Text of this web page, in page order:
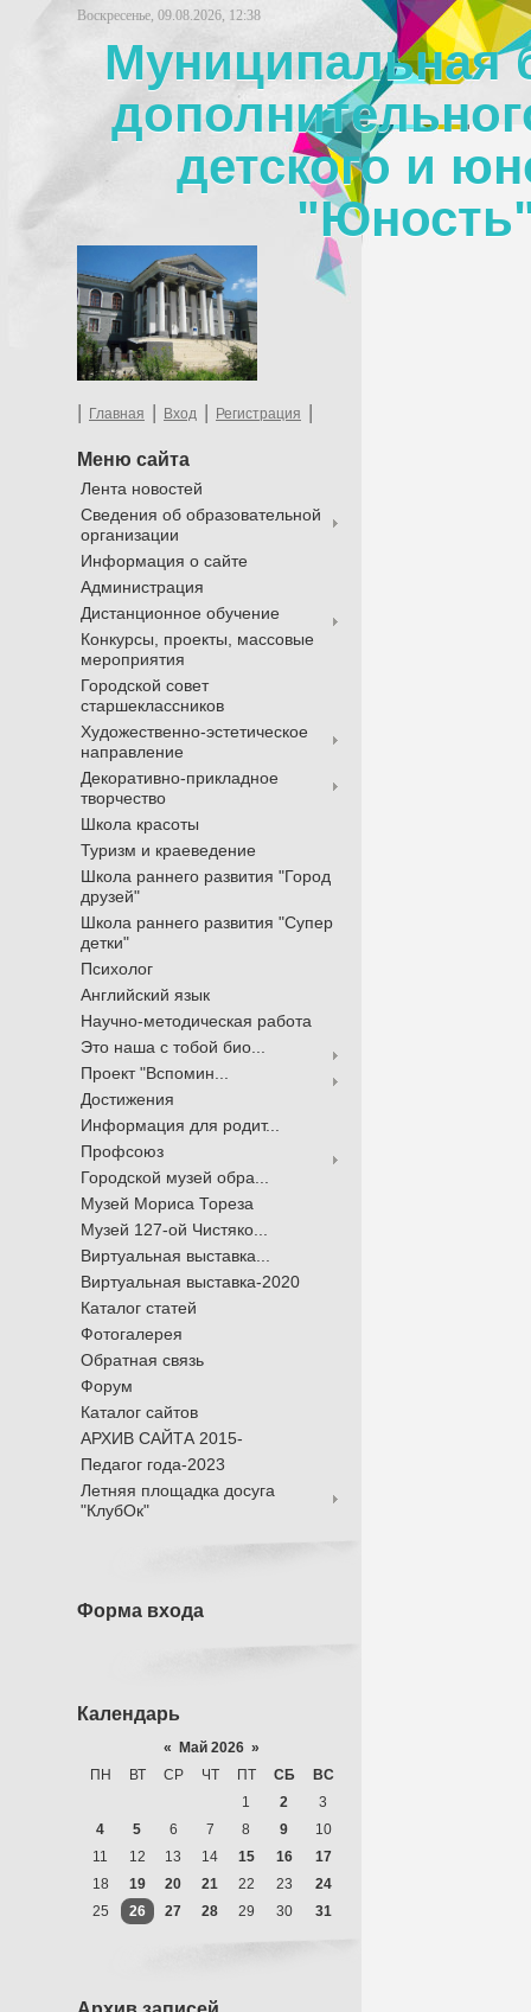
Воскресенье, 09.08.2026, 12:38
Муниципальная
детского и
| Главная | Вход | Регистрация |
Меню сайта
Лента новостей
Сведения об образовательной
организации
Информация о сайте
Администрация
Дистанционное обучение
Конкурсы, проекты, массовые
мероприятия
Городской совет
старшеклассников
Художественно-эстетическое
направление
Декоративно-прикладное
творчество
Школа красоты
Туризм и краеведение
Школа раннего развития "Город
друзей"
Школа раннего развития "Супер
детки"
Психолог
Английский язык
Научно-методическая работа
Это наша с тобой био...
Проект "Вспомин...
Достижения
Информация для родит...
Профсоюз
Городской музей обра...
Музей Мориса Тореза
Музей 127-ой Чистяко...
Виртуальная выставка...
Виртуальная выставка-2020
Каталог статей
Фотогалерея
Обратная связь
Форум
Каталог сайтов
АРХИВ САЙТА 2015-
Педагог года-2023
Летняя площадка досуга
"КлубОк"
Форма входа
Календарь
« Май 2026 »
ПН
ВТ СР ЧТ ПТ СБ
ВС
1
2
3
4
5 6 7 8 9
10
11
12 13 14 15 16
17
18
19 20 21 22 23
24
25
26 27 28 29 30 31